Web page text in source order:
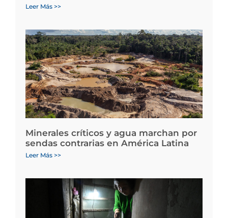
Leer Más >>
Minerales críticos y agua marchan por
sendas contrarias en América Latina
Leer Más >>